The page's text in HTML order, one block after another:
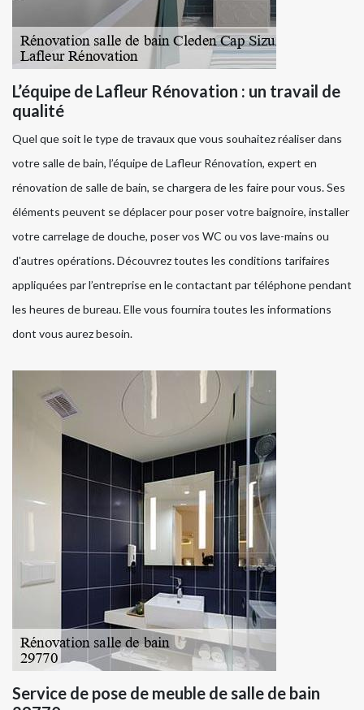
L’équipe de Lafleur Rénovation : un travail de
qualité
Quel que soit le type de travaux que vous souhaitez réaliser dans
votre salle de bain, l’équipe de Lafleur Rénovation, expert en
rénovation de salle de bain, se chargera de les faire pour vous. Ses
éléments peuvent se déplacer pour poser votre baignoire, installer
votre carrelage de douche, poser vos WC ou vos lave-mains ou
d'autres opérations. Découvrez toutes les conditions tarifaires
appliquées par l’entreprise en le contactant par téléphone pendant
les heures de bureau. Elle vous fournira toutes les informations
dont vous aurez besoin.
Service de pose de meuble de salle de bain